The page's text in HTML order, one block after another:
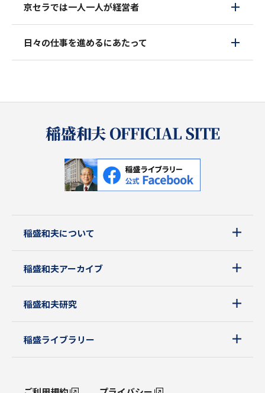
京セラでは一人一人が経営者
日々の仕事を進めるにあたって
稲盛和夫について
稲盛和夫アーカイブ
稲盛和夫研究
稲盛ライブラリー